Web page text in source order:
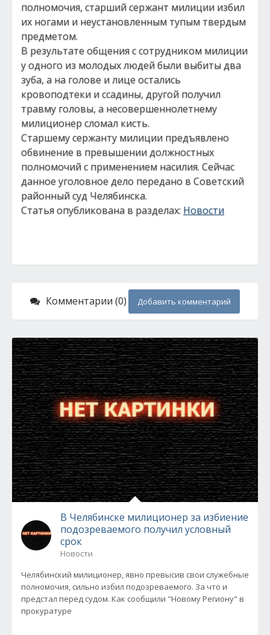
полномочия, старший сержант милиции избил
их ногами и неустановленным тупым твердым
предметом.
В результате общения с сотрудником милиции
у одного из молодых людей были выбиты два
зуба, а на голове и лице остались
кровоподтеки и ссадины, другой получил
травму головы, а несовершеннолетнему
милиционер сломал кисть.
Старшему сержанту милиции предъявлено
обвинение в превышении должностных
полномочий с применением насилия. Сейчас
данное уголовное дело передано в Советский
районный суд Челябинска.
Статья опубликована в разделах: Новости
Комментарии (0) Добавить комментарий
В Челябинске милиционер за избиение
подозреваемого получил условный
срок
Новости
Челябинский милиционер, явно превысив свои служебные
полномочия, сильно избил подозреваемого. За что и
предстал перед судом. Как сообщили "Новому Региону" в
прокуратуре